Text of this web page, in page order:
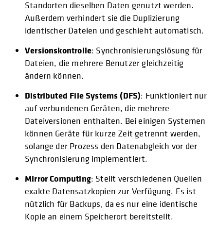
Standorten dieselben Daten genutzt werden.
Außerdem verhindert sie die Duplizierung
identischer Dateien und geschieht automatisch.
Versionskontrolle: Synchronisierungslösung für
Dateien, die mehrere Benutzer gleichzeitig
ändern können.
Distributed File Systems (DFS): Funktioniert nur
auf verbundenen Geräten, die mehrere
Dateiversionen enthalten. Bei einigen Systemen
können Geräte für kurze Zeit getrennt werden,
solange der Prozess den Datenabgleich vor der
Synchronisierung implementiert.
Mirror Computing: Stellt verschiedenen Quellen
exakte Datensatzkopien zur Verfügung. Es ist
nützlich für Backups, da es nur eine identische
Kopie an einem Speicherort bereitstellt.